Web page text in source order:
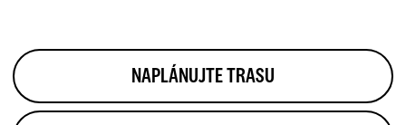
NAPLÁNUJTE TRASU